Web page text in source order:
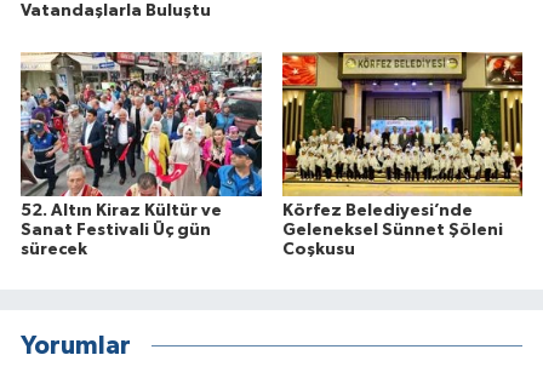
Vatandaşlarla Buluştu
52. Altın Kiraz Kültür ve
Sanat Festivali Üç gün
sürecek
Körfez Belediyesi’nde
Geleneksel Sünnet Şöleni
Coşkusu
Yorumlar